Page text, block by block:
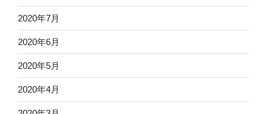
2020年7月
2020年6月
2020年5月
2020年4月